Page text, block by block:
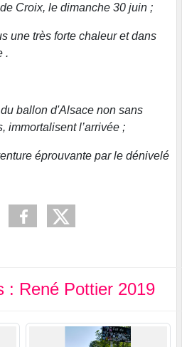
Croix, le dimanche 30 juin ;
une très forte chaleur et dans
.
ballon d'Alsace non sans
immortalisent l’arrivée ;
éprouvante par le dénivelé
: René Pottier 2019